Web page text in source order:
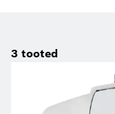
3 tooted